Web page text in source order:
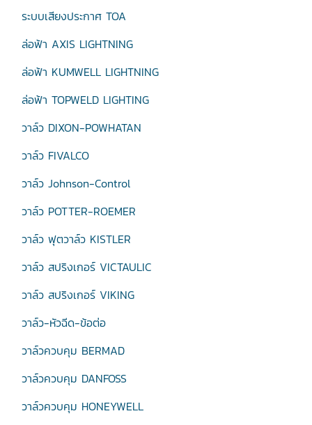
ระบบเสียงประกาศ TOA
ล่อฟ้า AXIS LIGHTNING
ล่อฟ้า KUMWELL LIGHTNING
ล่อฟ้า TOPWELD LIGHTING
วาล์ว DIXON-POWHATAN
วาล์ว FIVALCO
วาล์ว Johnson-Control
วาล์ว POTTER-ROEMER
วาล์ว ฟุตวาล์ว KISTLER
วาล์ว สปริงเกอร์ VICTAULIC
วาล์ว สปริงเกอร์ VIKING
วาล์ว-หัวฉีด-ข้อต่อ
วาล์วควบคุม BERMAD
วาล์วควบคุม DANFOSS
วาล์วควบคุม HONEYWELL